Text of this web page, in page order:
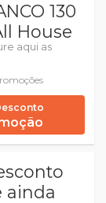
130
House
aqui as
ainda